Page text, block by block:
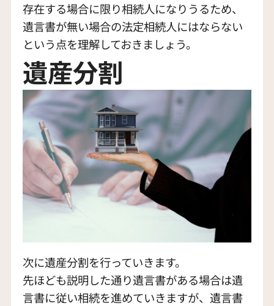
存在する場合に限り相続人になりうるため、
遺言書が無い場合の法定相続人にはならない
という点を理解しておきましょう。
遺産分割
次に遺産分割を行っていきます。
先ほども説明した通り遺言書がある場合は遺
言書に従い相続を進めていきますが、遺言書